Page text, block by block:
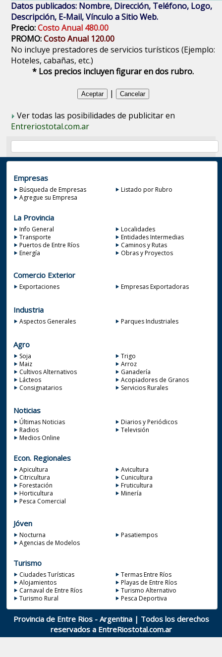
Datos publicados: Nombre, Dirección, Teléfono, Logo,
Descripción, E-Mail, Vínculo a Sitio Web.
Precio:Costo Anual 480.00
PROMO:Costo Anual 120.00
No incluye prestadores de servicios turísticos (Ejemplo:
Hoteles, cabañas, etc.)
* Los precios incluyen figurar en dos rubro.
|
Ver todas las posibilidades de publicitar en
Entreriostotal.com.ar
Empresas
Búsqueda de Empresas
Listado por Rubro
Agregue su Empresa
La Provincia
Info General
Localidades
Transporte
Entidades Intermedias
Puertos de Entre Ríos
Caminos y Rutas
Energía
Obras y Proyectos
Comercio Exterior
Exportaciones Empresas Exportadoras
Industria
Aspectos Generales Parques Industriales
Agro
Soja
Trigo
Maiz
Arroz
Cultivos Alternativos
Ganadería
Lácteos
Acopiadores de Granos
Consignatarios
Servicios Rurales
Noticias
Últimas Noticias
Diarios y Periódicos
Radios
Televisión
Medios Online
Econ. Regionales
Apicultura
Avicultura
Citricultura
Cunicultura
Forestación
Fruticultura
Horticultura
Minería
Pesca Comercial
Jóven
Nocturna
Pasatiempos
Agencias de Modelos
Turismo
Ciudades Turísticas
Termas Entre Ríos
Alojamientos
Playas de Entre Ríos
Carnaval de Entre Ríos
Turismo Alternativo
Turismo Rural
Pesca Deportiva
Provincia de Entre Rios - Argentina | Todos los derechos
reservados a EntreRiostotal.com.ar